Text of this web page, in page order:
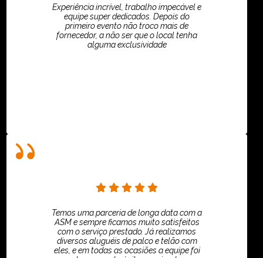
Experiência incrível, trabalho impecável e
equipe super dedicados. Depois do
primeiro evento não troco mais de
fornecedor, a não ser que o local tenha
alguma exclusividade
Temos uma parceria de longa data com a
ASM e sempre ficamos muito satisfeitos
com o serviço prestado. Já realizamos
diversos aluguéis de palco e telão com
eles, e em todas as ocasiões a equipe foi